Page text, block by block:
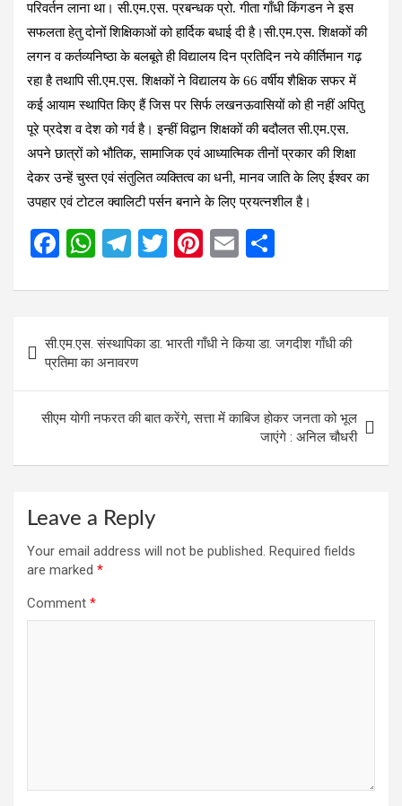
परिवर्तन लाना था। सी.एम.एस. प्रबन्धक प्रो. गीता गाँधी किंगडन ने इस
सफलता हेतु दोनों शिक्षिकाओं को हार्दिक बधाई दी है।सी.एम.एस. शिक्षकों की
लगन व कर्तव्यनिष्ठा के बलबूते ही विद्यालय दिन प्रतिदिन नये कीर्तिमान गढ़
रहा है तथापि सी.एम.एस. शिक्षकों ने विद्यालय के 66 वर्षीय शैक्षिक सफर में
कई आयाम स्थापित किए हैं जिस पर सिर्फ लखनऊवासियों को ही नहीं अपितु
पूरे प्रदेश व देश को गर्व है। इन्हीं विद्वान शिक्षकों की बदौलत सी.एम.एस.
अपने छात्रों को भौतिक, सामाजिक एवं आध्यात्मिक तीनों प्रकार की शिक्षा
देकर उन्हें चुस्त एवं संतुलित व्यक्तित्व का धनी, मानव जाति के लिए ईश्वर का
उपहार एवं टोटल क्वालिटी पर्सन बनाने के लिए प्रयत्नशील है।
F
ce
o
o
k
W
at
s
A
p
p
T
e
gr
a
m
T
tt
er
Pi
er
es
t
E
ail ar
navigation
सी.एम.एस. संस्थापिका डा. भारती गाँधी ने किया डा. जगदीश गाँधी की
प्रतिमा का अनावरण
सीएम योगी नफरत की बात करेंगे, सत्ता में काबिज होकर जनता को भूल
जाएंगे : अनिल चौधरी
Leave a Reply
Your email address will not be published. Required fields
are marked *
Comment *